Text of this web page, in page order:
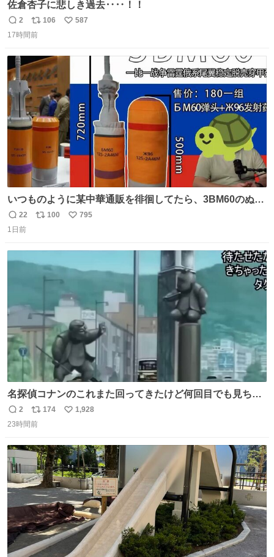
佐倉杏子に悲しき過去‥‥！！
返
信
2
リ
ポ
ト
数
106
い
587
17時間前
いつものように某中華通販を徘徊してたら、3BM60のぬい
ぐるみを発見してしまった…。
返
信
22
リ
100
い
795
1日前
名探偵コナンのこれまた回ってきたけど何回目でも見ちゃ
う魔力あるのよな
返
信
2
リ
ポ
ト
数
174
い
数
1,928
23時間前